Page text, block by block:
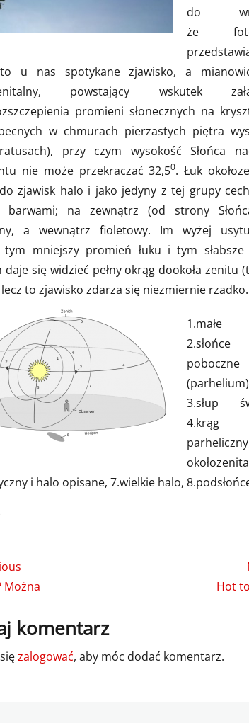
do
że
u nas spotykane zjawisko, a
powstający wskutek
promieni słonecznych na
w chmurach pierzastych piętra
przy czym wysokość Słońca
nie może przekraczać 32,50. Łuk
zjawisk halo i jako jedyny z tej grupy
barwami; na zewnątrz (od strony
a wewnątrz fioletowy. Im wyżej
tym mniejszy promień łuku i tym słabsze
daje się widzieć pełny okrąg dookoła zenitu
to zjawisko zdarza się niezmiernie rzadko.
1.małe
2.słońce
poboczne
3.słup
4.krąg
i halo opisane, 7.wielkie halo,
Można Hot
komentarz
zalogować, aby móc dodać komentarz.